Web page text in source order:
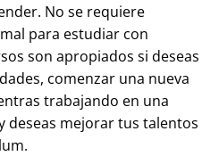
No se requiere
para estudiar con
son apropiados si deseas
comenzar una nueva
trabajando en una
deseas mejorar tus talentos